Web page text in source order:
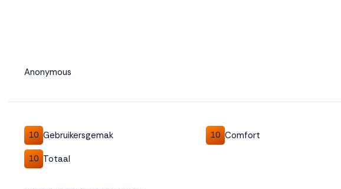
Anonymous
10 Gebruikersgemak 10 Comfort
10 Totaal